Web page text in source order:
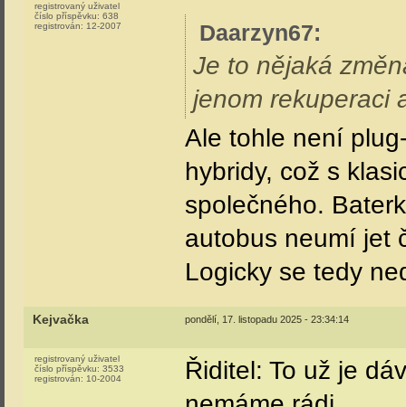
registrovaný uživatel
číslo příspěvku: 638
registrován: 12-2007 Daarzyn67:
Je to nějaká
jenom rekuperaci
Ale tohle není
hybridy, což s
společného.
autobus neumí jet
Logicky se tedy
Kejvačka pondělí, 17. listopadu 2025 - 23:34:14
registrovaný uživatel
číslo příspěvku: 3533
registrován: 10-2004
Řiditel: To už je